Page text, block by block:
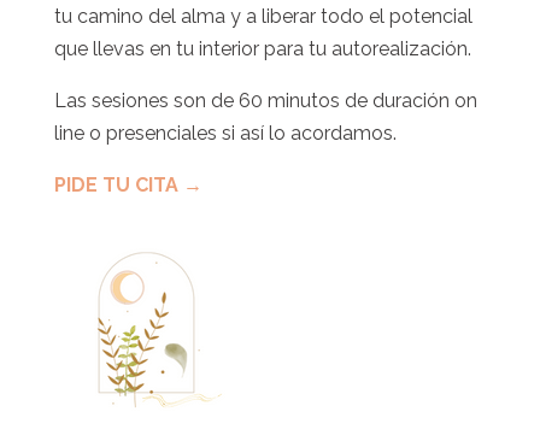
tu camino del alma y a liberar todo el potencial
que llevas en tu interior para tu autorealización.
Las sesiones son de 60 minutos de duración on
line o presenciales si así lo acordamos.
PIDE TU CITA →